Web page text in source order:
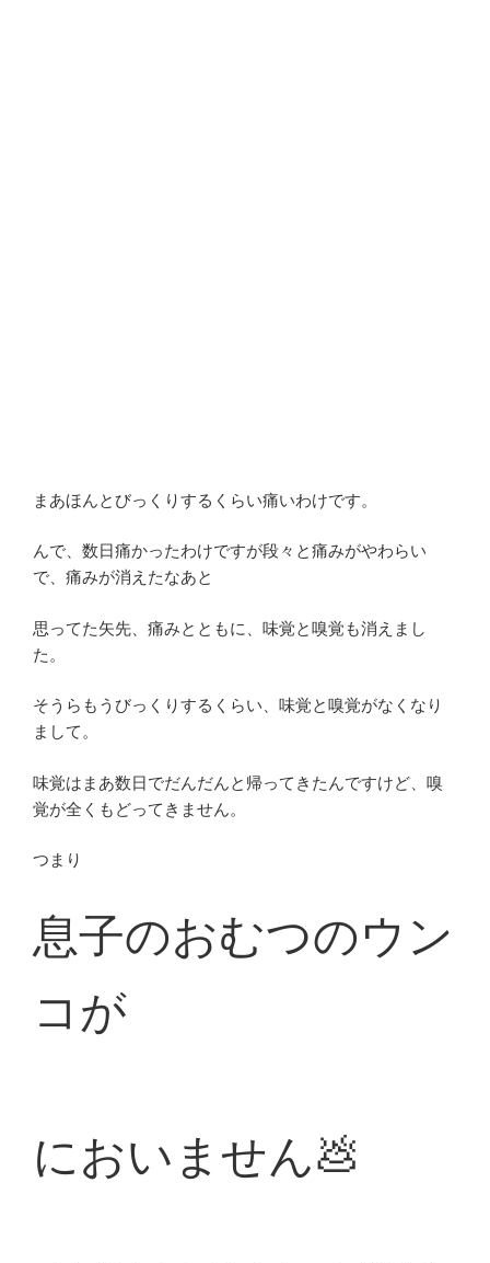
まあほんとびっくりするくらい痛いわけです。
んで、数日痛かったわけですが段々と痛みがやわらい
で、痛みが消えたなあと
思ってた矢先、痛みとともに、味覚と嗅覚も消えまし
た。
そうらもうびっくりするくらい、味覚と嗅覚がなくなり
まして。
味覚はまあ数日でだんだんと帰ってきたんですけど、嗅
覚が全くもどってきません。
つまり
息子のおむつのウン
コが
においません💩